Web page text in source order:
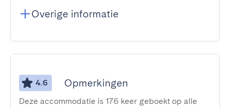
Overige informatie
4.6 Opmerkingen
Deze accommodatie is 176 keer geboekt op alle